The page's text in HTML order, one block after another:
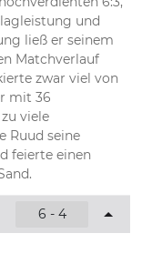
und
ließ er seinem
Matchverlauf
zwar viel von
mit 36
viele
Ruud seine
feierte einen
6 - 4